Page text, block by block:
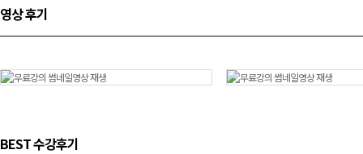
영상 후기
영상 재생 영상 재생
BEST 수강후기